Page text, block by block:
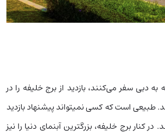
به دبی سفر می‌کنند، بازدید از برج خلیفه را در
طبیعی است که کسی نمیتواند پیشنهاد بازدید
در کنار برج خلیفه، بزرگترین آبنمای دنیا را نیز